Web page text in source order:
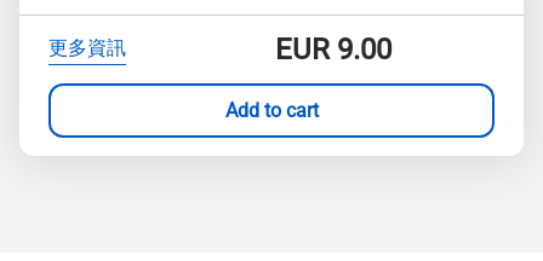
更多資訊 EUR9.00
Add to cart